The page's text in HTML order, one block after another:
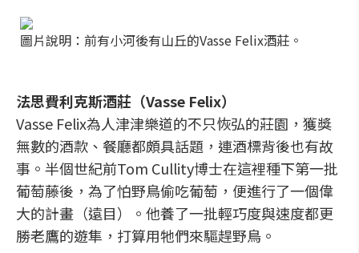
圖片說明：前有小河後有山丘的Vasse Felix酒莊。
法思費利克斯酒莊（Vasse Felix）
Vasse Felix為人津津樂道的不只恢弘的莊園，獲獎
無數的酒款、餐廳都頗具話題，連酒標背後也有故
事。半個世紀前Tom Cullity博士在這裡種下第一批
葡萄藤後，為了怕野鳥偷吃葡萄，便進行了一個偉
大的計畫（遠目）。他養了一批輕巧度與速度都更
勝老鷹的遊隼，打算用牠們來驅趕野鳥。